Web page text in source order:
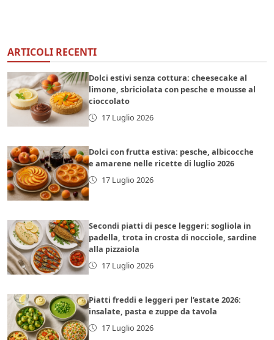
ARTICOLI RECENTI
Dolci estivi senza cottura: cheesecake al
limone, sbriciolata con pesche e mousse al
cioccolato
17 Luglio 2026
Dolci con frutta estiva: pesche, albicocche
e amarene nelle ricette di luglio 2026
17 Luglio 2026
Secondi piatti di pesce leggeri: sogliola in
padella, trota in crosta di nocciole, sardine
alla pizzaiola
17 Luglio 2026
Piatti freddi e leggeri per l’estate 2026:
insalate, pasta e zuppe da tavola
17 Luglio 2026